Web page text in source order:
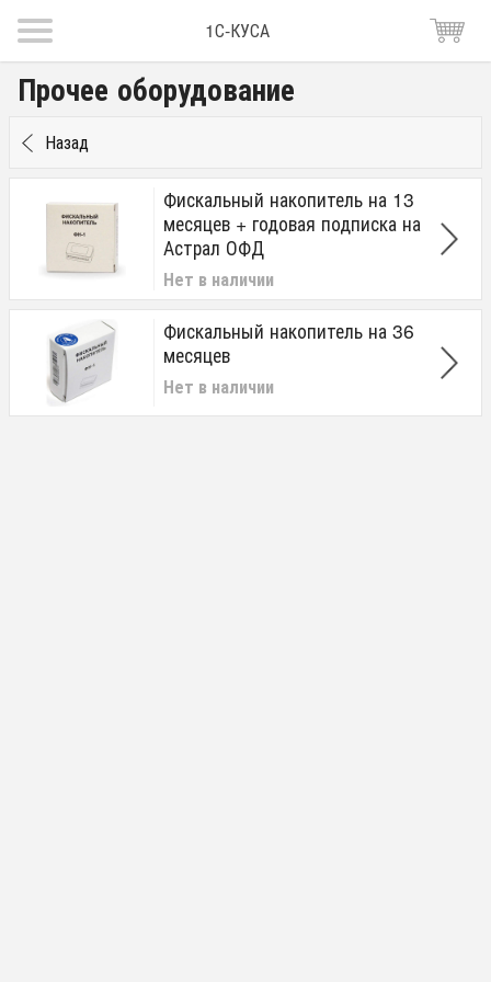
1С-КУСА
Прочее оборудование
Назад
Фискальный накопитель на 13
месяцев + годовая подписка на
Астрал ОФД
Нет в наличии
Фискальный накопитель на 36
месяцев
Нет в наличии